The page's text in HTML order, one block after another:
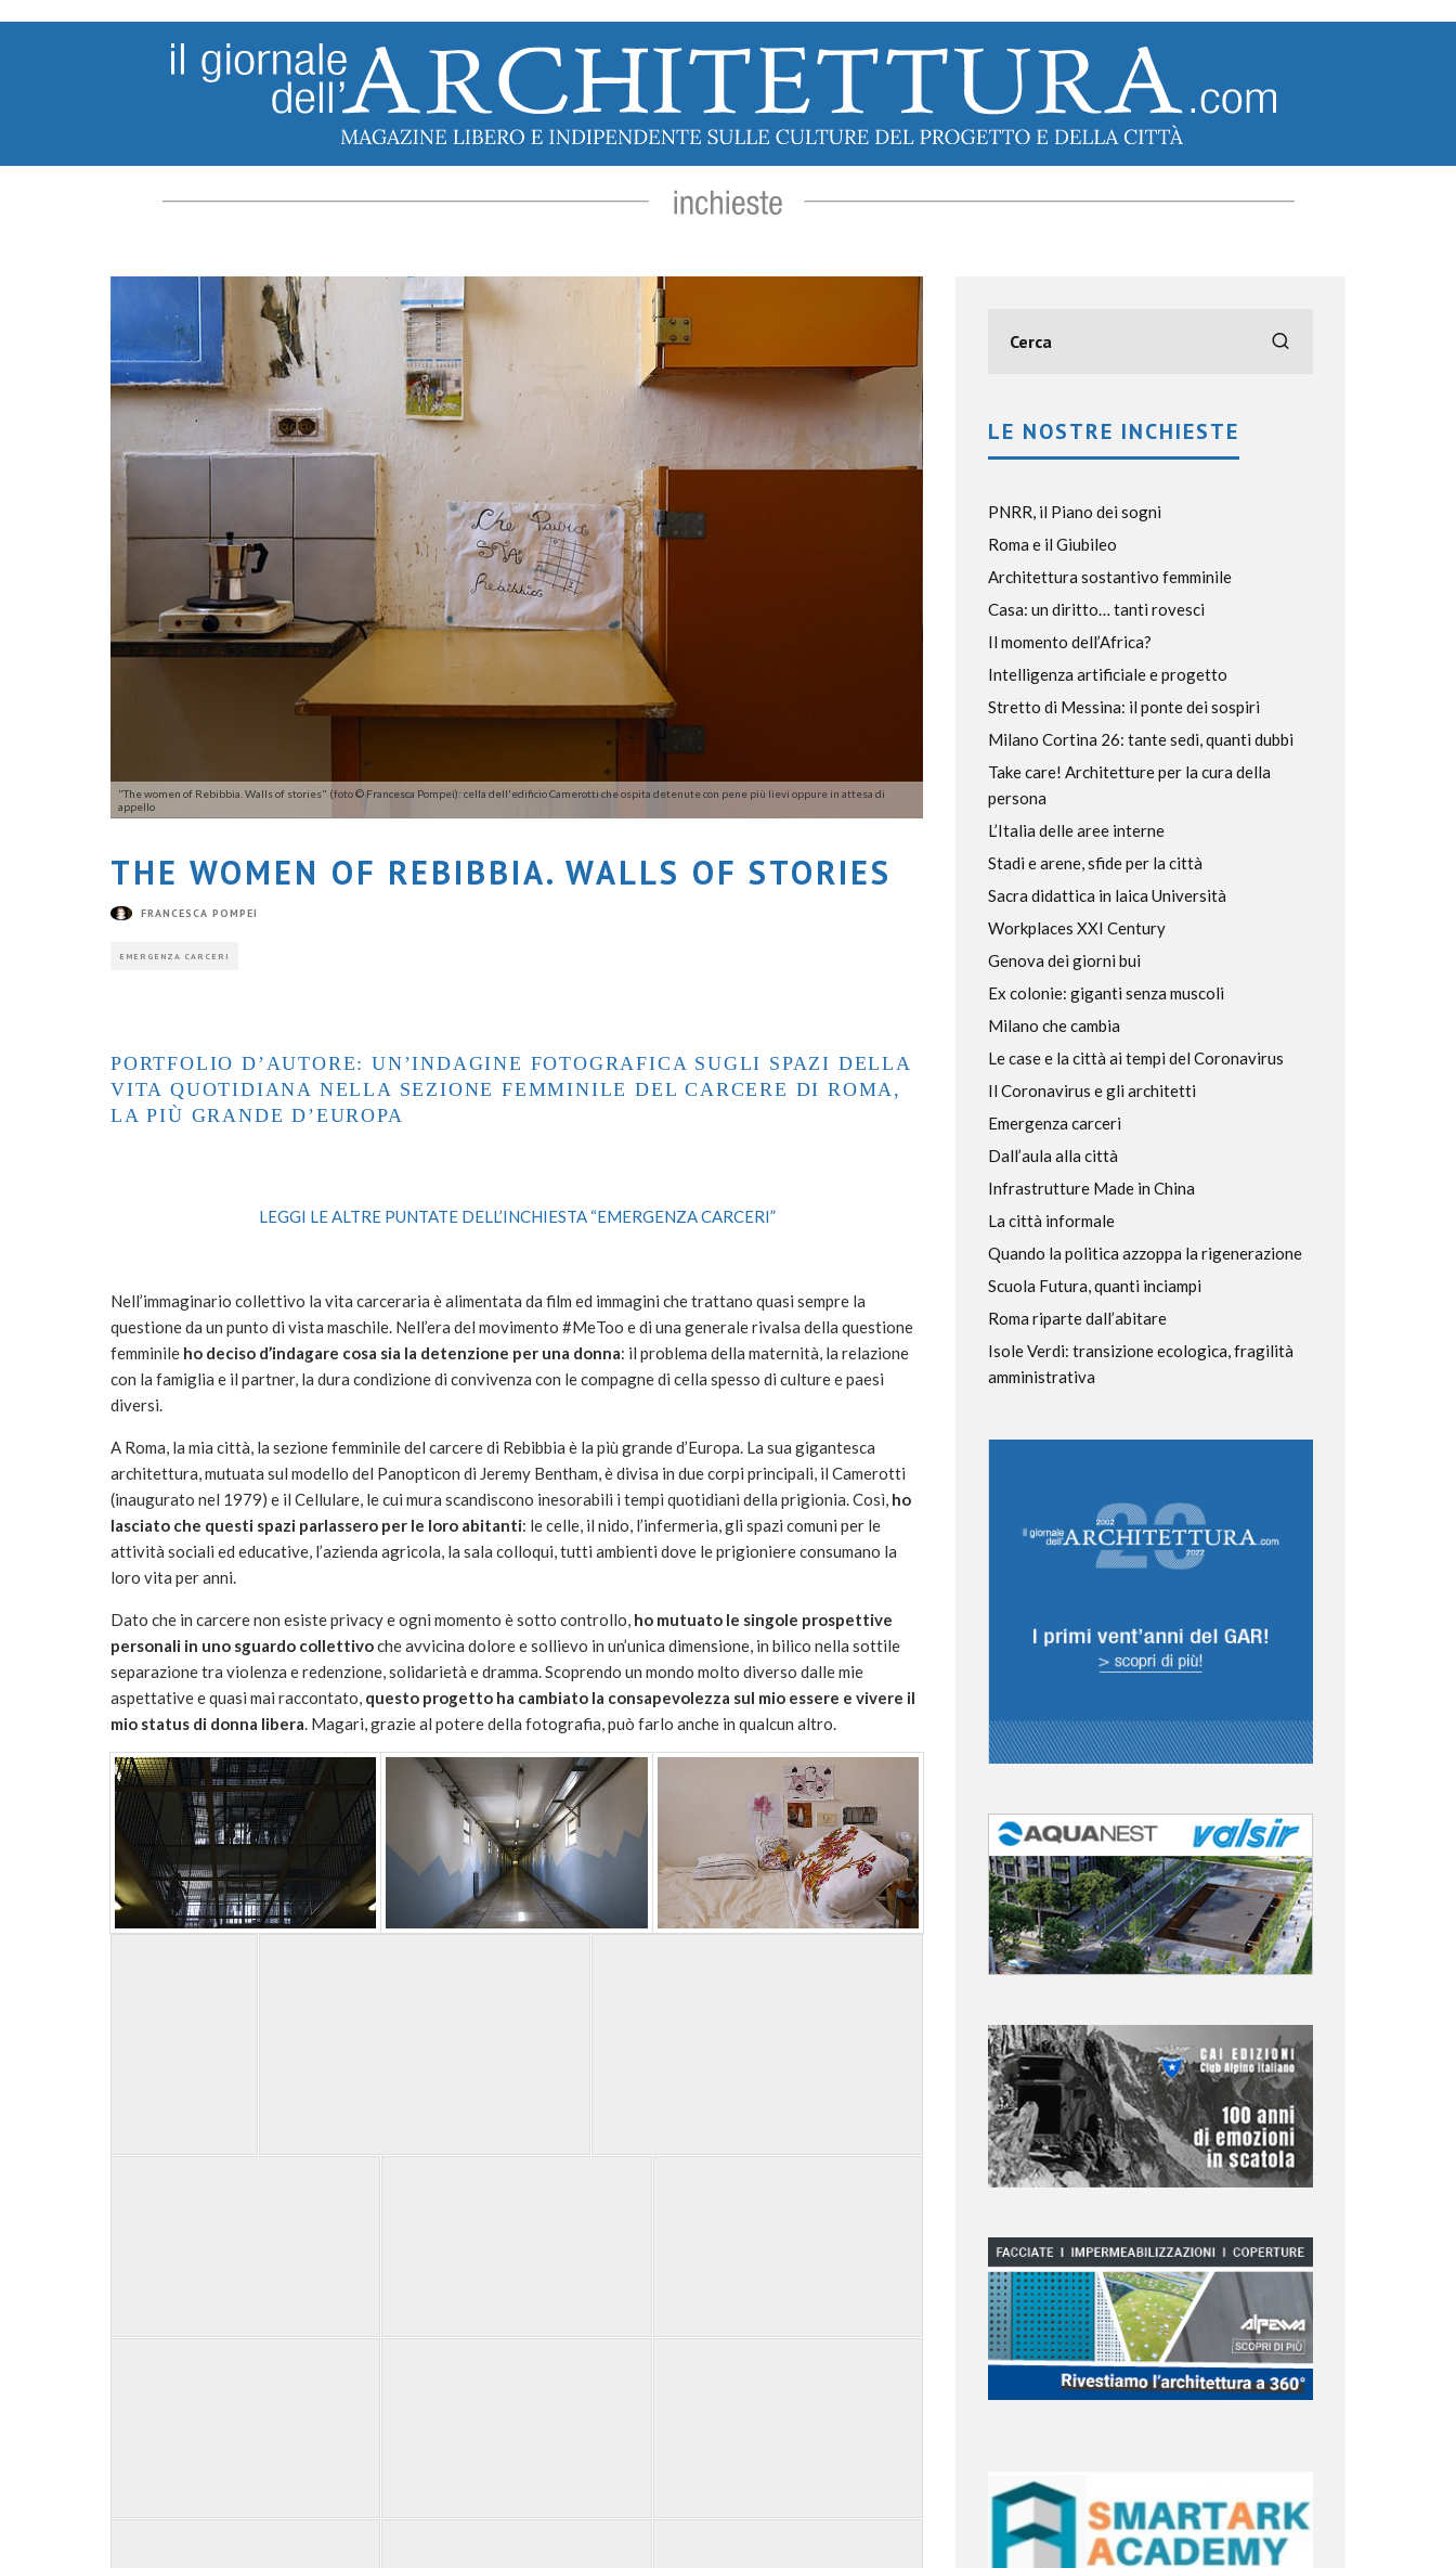
"The women of Rebibbia. Walls of stories" (foto © Francesca Pompei): cella dell'edificio Camerotti che ospita detenute con pene più lievi oppure in attesa di
appello
THE WOMEN OF REBIBBIA. WALLS OF STORIES
FRANCESCA POMPEI
EMERGENZA CARCERI
PORTFOLIO D’AUTORE: UN’INDAGINE FOTOGRAFICA SUGLI SPAZI DELLA
VITA QUOTIDIANA NELLA SEZIONE FEMMINILE DEL CARCERE DI ROMA,
LA PIÙ GRANDE D’EUROPA
LEGGI LE ALTRE PUNTATE DELL’INCHIESTA “EMERGENZA CARCERI”
Nell’immaginario collettivo la vita carceraria è alimentata da film ed immagini che trattano quasi sempre la
questione da un punto di vista maschile. Nell’era del movimento #MeToo e di una generale rivalsa della questione
femminile ho deciso d’indagare cosa sia la detenzione per una donna: il problema della maternità, la relazione
con la famiglia e il partner, la dura condizione di convivenza con le compagne di cella spesso di culture e paesi
diversi.
A Roma, la mia città, la sezione femminile del carcere di Rebibbia è la più grande d’Europa. La sua gigantesca
architettura, mutuata sul modello del Panopticon di Jeremy Bentham, è divisa in due corpi principali, il Camerotti
(inaugurato nel 1979) e il Cellulare, le cui mura scandiscono inesorabili i tempi quotidiani della prigionia. Così, ho
lasciato che questi spazi parlassero per le loro abitanti: le celle, il nido, l’infermeria, gli spazi comuni per le
attività sociali ed educative, l’azienda agricola, la sala colloqui, tutti ambienti dove le prigioniere consumano la
loro vita per anni.
Dato che in carcere non esiste privacy e ogni momento è sotto controllo, ho mutuato le singole prospettive
personali in uno sguardo collettivoche avvicina dolore e sollievo in un’unica dimensione, in bilico nella sottile
separazione tra violenza e redenzione, solidarietà e dramma. Scoprendo un mondo molto diverso dalle mie
aspettative e quasi mai raccontato, questo progetto ha cambiato la consapevolezza sul mio essere e vivere il
mio status di donna libera. Magari, grazie al potere della fotografia, può farlo anche in qualcun altro.
LE NOSTRE INCHIESTE
PNRR, il Piano dei sogni
Roma e il Giubileo
Architettura sostantivo femminile
Casa: un diritto… tanti rovesci
Il momento dell’Africa?
Intelligenza artificiale e progetto
Stretto di Messina: il ponte dei sospiri
Milano Cortina 26: tante sedi, quanti dubbi
Take care! Architetture per la cura della
persona
L’Italia delle aree interne
Stadi e arene, sfide per la città
Sacra didattica in laica Università
Workplaces XXI Century
Genova dei giorni bui
Ex colonie: giganti senza muscoli
Milano che cambia
Le case e la città ai tempi del Coronavirus
Il Coronavirus e gli architetti
Emergenza carceri
Dall’aula alla città
Infrastrutture Made in China
La città informale
Quando la politica azzoppa la rigenerazione
Scuola Futura, quanti inciampi
Roma riparte dall’abitare
Isole Verdi: transizione ecologica, fragilità
amministrativa